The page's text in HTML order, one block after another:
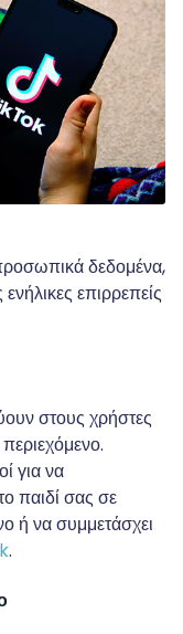
δεδομένα,
επιρρεπείς
στους χρήστες
για να
παιδί σας σε
ή να συμμετάσχει
.